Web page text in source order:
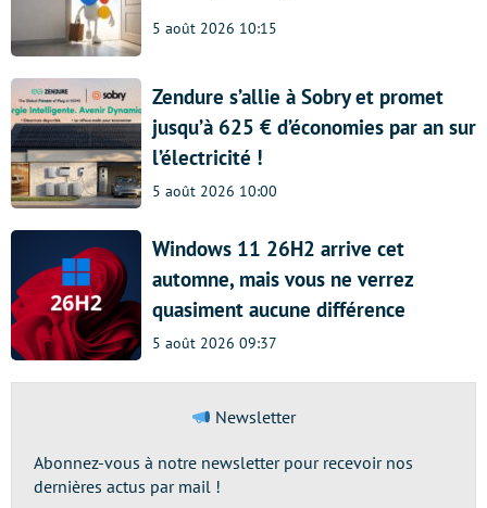
5 août 2026 10:15
Zendure s’allie à Sobry et promet
jusqu’à 625 € d’économies par an sur
l’électricité !
5 août 2026 10:00
Windows 11 26H2 arrive cet
automne, mais vous ne verrez
quasiment aucune différence
5 août 2026 09:37
Newsletter
Abonnez-vous à notre newsletter pour recevoir nos
dernières actus par mail !